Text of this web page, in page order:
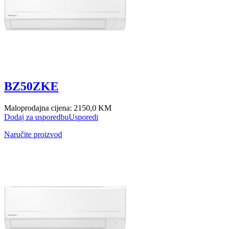
BZ50ZKE
Maloprodajna cijena: 2150,0 KM
Dodaj za usporedbuUsporedi
Naručite proizvod